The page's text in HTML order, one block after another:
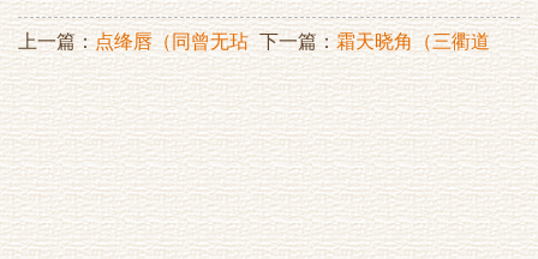
上一篇：点绛唇（同曾无玷
观沈赛娘棋）
下一篇：霜天晓角（三衢道
中）